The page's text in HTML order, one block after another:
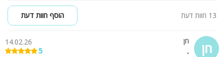
13 חוות דעת הוסף חוות דעת
חן חן
.
14.02.26
5